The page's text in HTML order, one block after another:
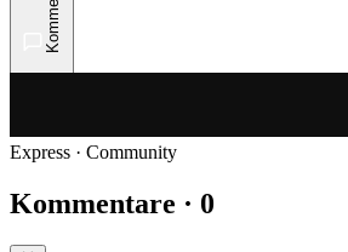
Express · Community
Kommentare · 0